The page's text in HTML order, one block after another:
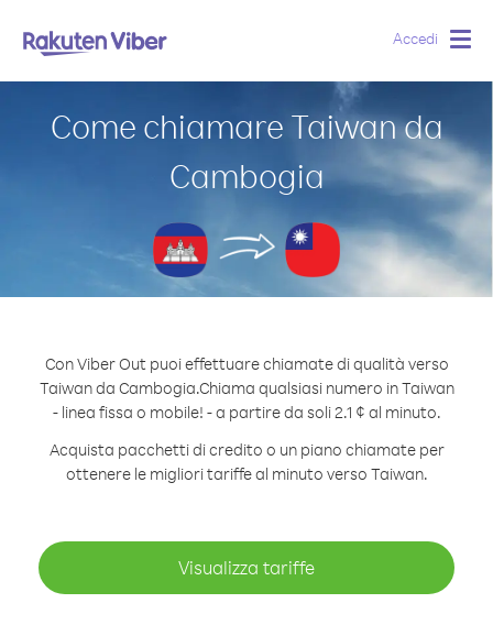
Accedi
Come chiamare Taiwan da
Cambogia
Con Viber Out puoi effettuare chiamate di qualità verso
Taiwan da Cambogia.Chiama qualsiasi numero in Taiwan
- linea fissa o mobile! - a partire da soli 2.1 ¢ al minuto.
Acquista pacchetti di credito o un piano chiamate per
ottenere le migliori tariffe al minuto verso Taiwan.
Visualizza tariffe